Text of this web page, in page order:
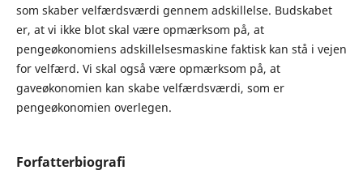
som skaber velfærdsværdi gennem adskillelse. Budskabet
er, at vi ikke blot skal være opmærksom på, at
pengeøkonomiens adskillelsesmaskine faktisk kan stå i vejen
for velfærd. Vi skal også være opmærksom på, at
gaveøkonomien kan skabe velfærdsværdi, som er
pengeøkonomien overlegen.
Forfatterbiografi